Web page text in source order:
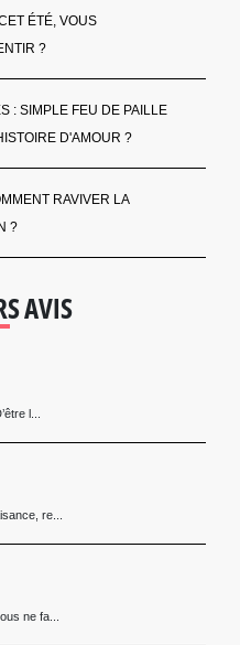
ÉTÉ, VOUS
?
: SIMPLE FEU DE PAILLE
D'AMOUR ?
RAVIVER LA
?
AVIS
l...
re...
ne fa...